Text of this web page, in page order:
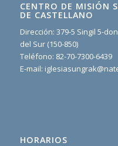
CENTRO DE MISIÓN
DE CASTELLANO
Dirección: 379-5 Singil 5-
del Sur (150-850)
Teléfono: 82-70-7300-6439
E-mail:
HORARIOS